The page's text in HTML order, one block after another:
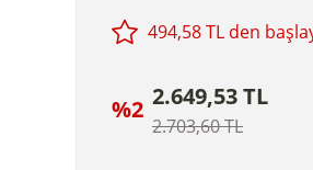
494,58 TL den
%2 2.649,53 TL
2.703,60 TL